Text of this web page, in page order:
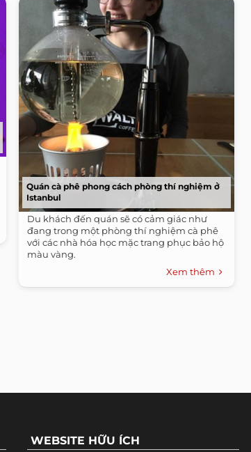
Quán cà phê phong cách phòng thí nghiệm ở
Istanbul
Du khách đến quán sẽ có cảm giác như
đang trong một phòng thí nghiệm cà phê
với các nhà hóa học mặc trang phục bảo hộ
màu vàng.
Xem thêm
WEBSITE HỮU ÍCH